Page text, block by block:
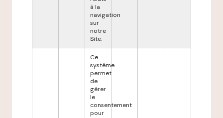
à la
navigation
sur
notre
Site.
Ce
système
permet
de
gérer
le
consentement
pour